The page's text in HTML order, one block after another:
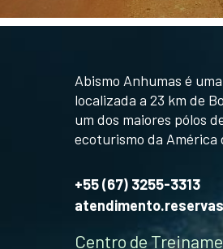
Abismo Anhumas é
localizada a 23 km de
um dos maiores pólos
ecoturismo da América
+55 (67) 3255-3313
Centro de